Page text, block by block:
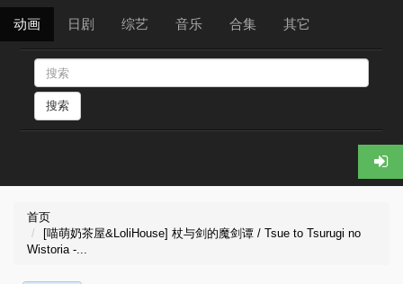
动画 日剧 综艺 音乐 合集 其它
搜索
首页
[喵萌奶茶屋&LoliHouse] 杖与剑的魔剑谭 / Tsue to Tsurugi no
Wistoria -...